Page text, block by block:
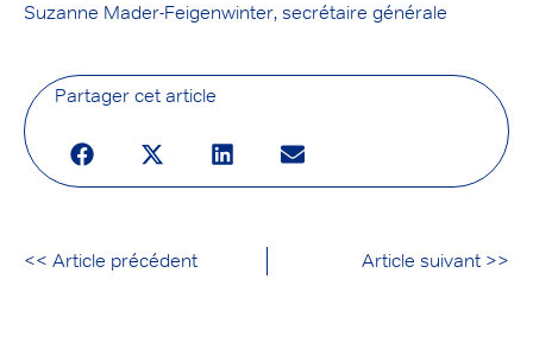
Suzanne Mader-Feigenwinter, secrétaire générale
Partager cet article
<< Article précédent Article suivant >>